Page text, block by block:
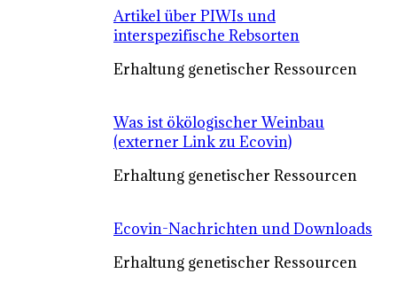
Artikel über PIWIs und
interspezifische Rebsorten
Erhaltung genetischer Ressourcen
Was ist ökölogischer Weinbau
(externer Link zu Ecovin)
Erhaltung genetischer Ressourcen
Ecovin-Nachrichten und Downloads
Erhaltung genetischer Ressourcen